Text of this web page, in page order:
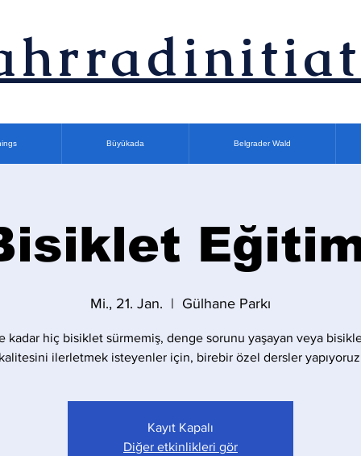
Büyükada Belgrader Wald
Mi., 21. Jan.
  |
Gülhane Parkı
kadar hiç bisiklet sürmemiş, denge sorunu yaşayan veya
ilerletmek isteyenler için, birebir özel dersler
Kayıt Kapalı
Diğer etkinlikleri gör